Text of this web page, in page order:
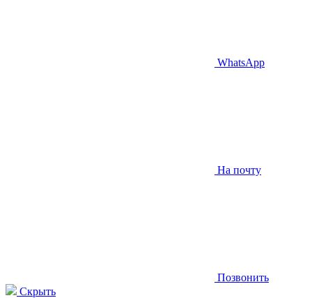
WhatsApp
На почту
Позвонить
Скрыть